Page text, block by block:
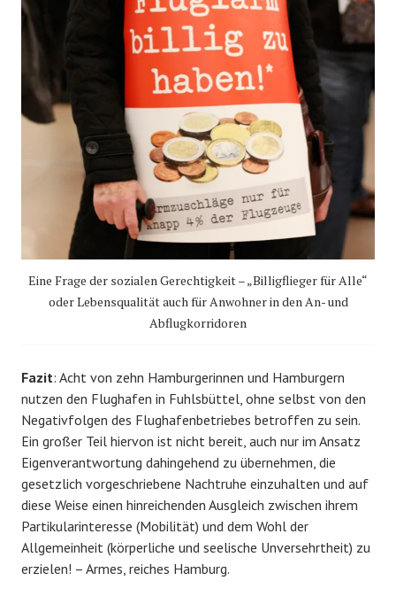
Eine Frage der sozialen Gerechtigkeit – „Billigflieger für Alle“
oder Lebensqualität auch für Anwohner in den An- und
Abflugkorridoren
Fazit: Acht von zehn Hamburgerinnen und Hamburgern
nutzen den Flughafen in Fuhlsbüttel, ohne selbst von den
Negativfolgen des Flughafenbetriebes betroffen zu sein.
Ein großer Teil hiervon ist nicht bereit, auch nur im Ansatz
Eigenverantwortung dahingehend zu übernehmen, die
gesetzlich vorgeschriebene Nachtruhe einzuhalten und auf
diese Weise einen hinreichenden Ausgleich zwischen ihrem
Partikularinteresse (Mobilität) und dem Wohl der
Allgemeinheit (körperliche und seelische Unversehrtheit) zu
erzielen! – Armes, reiches Hamburg.